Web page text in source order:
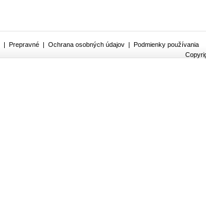
| Prepravné | Ochrana osobných údajov | Podmienky používania